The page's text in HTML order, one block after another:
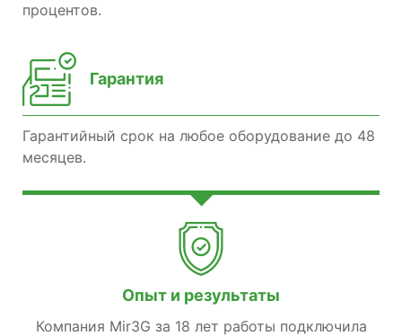
процентов.
Гарантия
Гарантийный срок на любое оборудование до 48
месяцев.
Опыт и результаты
Компания Mir3G за 18 лет работы подключила